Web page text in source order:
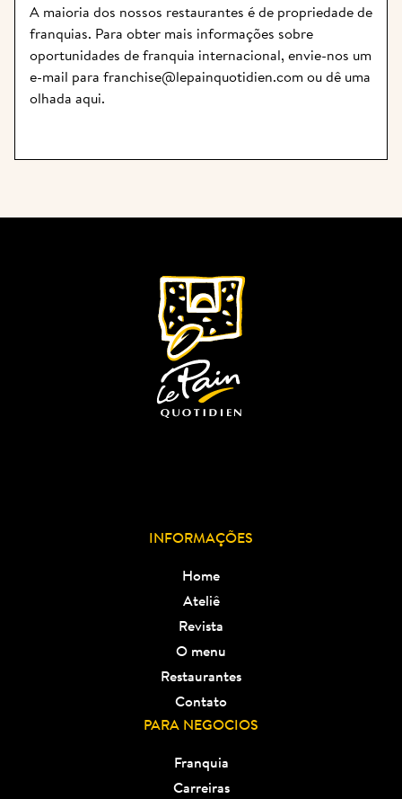
A maioria dos nossos restaurantes é de propriedade de
franquias. Para obter mais informações sobre
oportunidades de franquia internacional, envie-nos um
e-mail para franchise@lepainquotidien.com ou dê uma
olhada aqui.
INFORMAÇÕES
Home
Ateliê
Revista
O menu
Restaurantes
Contato
PARA NEGOCIOS
Franquia
Carreiras